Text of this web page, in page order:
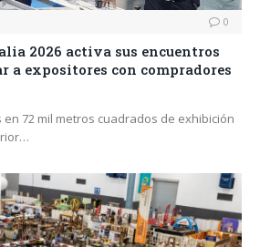
0
2026 activa sus encuentros
a expositores con compradores
72 mil metros cuadrados de exhibición